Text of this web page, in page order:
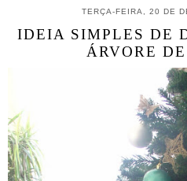
TERÇA-FEIRA, 20 DE
IDEIA SIMPLES DE
ÁRVORE